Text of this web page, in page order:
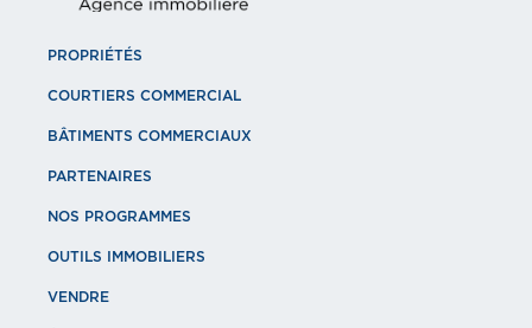
PROPRIÉTÉS
COURTIERS COMMERCIAL
BÂTIMENTS COMMERCIAUX
PARTENAIRES
NOS PROGRAMMES
OUTILS IMMOBILIERS
VENDRE